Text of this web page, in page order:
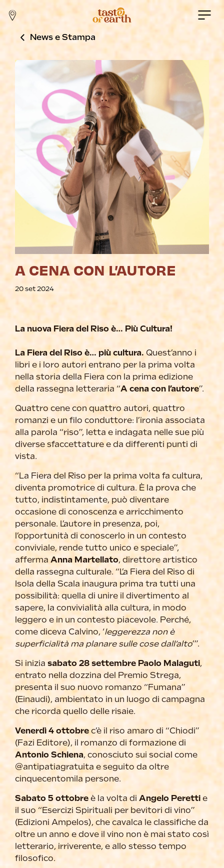
News e Stampa
A CENA CON L’AUTORE
20 set 2024
La nuova Fiera del Riso è… Più Cultura!
La Fiera del Riso è… più cultura. Quest’anno i
libri e i loro autori entrano per la prima volta
nella storia della Fiera con la prima edizione
della rassegna letteraria “A cena con l’autore”.
Quattro cene con quattro autori, quattro
romanzi e un filo conduttore: l’ironia associata
alla parola “riso”, letta e indagata nelle sue più
diverse sfaccettature e da differenti punti di
vista.
“La Fiera del Riso per la prima volta fa cultura,
diventa promotrice di cultura. È la prova che
tutto, indistintamente, può diventare
occasione di conoscenza e arricchimento
personale. L’autore in presenza, poi,
l’opportunità di conoscerlo in un contesto
conviviale, rende tutto unico e speciale”,
affermaAnna Martellato, direttore artistico
della rassegna culturale. “L’a Fiera del Riso di
Isola della Scala inaugura prima tra tutti una
possibilità: quella di unire il divertimento al
sapere, la convivialità alla cultura, in modo
leggero e in un contesto piacevole. Perché,
come diceva Calvino, ‘leggerezza non è
superficialità ma planare sulle cose dall’alto’”.
Si inizia sabato 28 settembre Paolo Malaguti,
entrato nella dozzina del Premio Strega,
presenta il suo nuovo romanzo “Fumana”
(Einaudi), ambientato in un luogo di campagna
che ricorda quello delle risaie.
Venerdì 4 ottobrec’è il riso amaro di “Chiodi”
(Fazi Editore), il romanzo di formazione di
Antonio Schiena, conosciuto sui social come
@antipatiagratuita e seguito da oltre
cinquecentomila persone.
Sabato 5 ottobre è la volta di Angelo Peretti e
il suo “Esercizi Spirituali per bevitori di vino”
(Edizioni Ampelos), che cavalca le classifiche da
oltre un anno e dove il vino non è mai stato così
letterario, irriverente, e allo stesso tempo
filosofico.